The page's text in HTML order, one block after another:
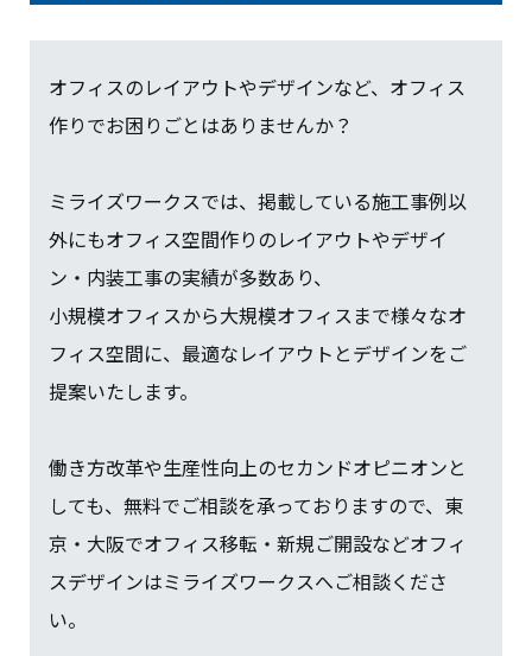
オフィスのレイアウトやデザインなど、オフィス
作りでお困りごとはありませんか？
ミライズワークスでは、掲載している施工事例以
外にもオフィス空間作りのレイアウトやデザイ
ン・内装工事の実績が多数あり、
小規模オフィスから大規模オフィスまで様々なオ
フィス空間に、最適なレイアウトとデザインをご
提案いたします。
働き方改革や生産性向上のセカンドオピニオンと
しても、無料でご相談を承っておりますので、東
京・大阪でオフィス移転・新規ご開設などオフィ
スデザインはミライズワークスへご相談くださ
い。